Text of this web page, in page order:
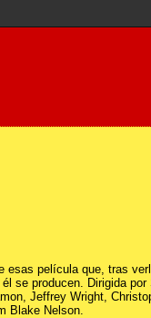
esas película que, tras
se producen. Dirigida
Jeffrey Wright,
Blake Nelson.